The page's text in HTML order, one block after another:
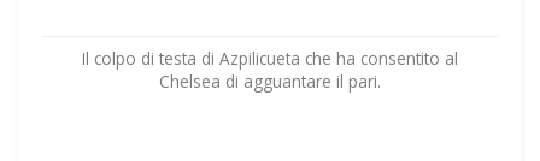
Il colpo di testa di Azpilicueta che ha consentito al
Chelsea di agguantare il pari.